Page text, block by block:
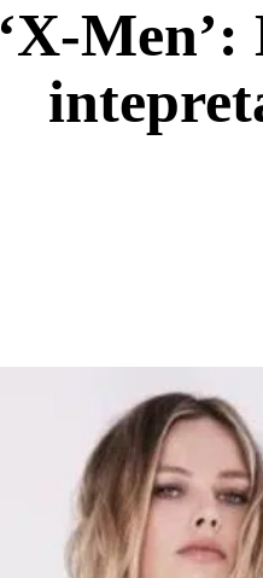
‘X-